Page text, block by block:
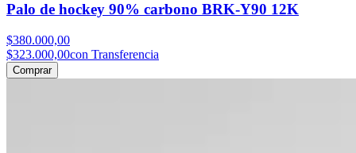
Palo de hockey 90% carbono BRK-Y90 12K
$380.000,00
$323.000,00con Transferencia
Comprar